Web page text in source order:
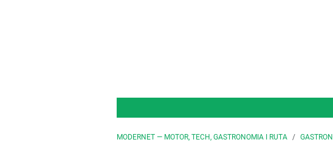
MODERNET — MOTOR, TECH, GASTRONOMIA I RUTA